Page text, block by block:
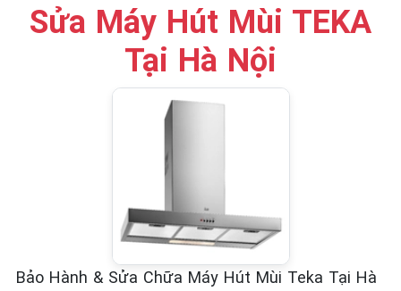
Sửa Máy Hút Mùi TEKA
Tại Hà Nội
Bảo Hành & Sửa Chữa Máy Hút Mùi Teka Tại Hà